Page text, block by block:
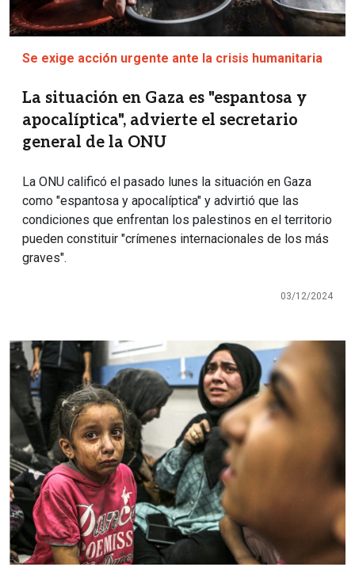
Se exige acción urgente ante la crisis humanitaria
La situación en Gaza es "espantosa y
apocalíptica", advierte el secretario
general de la ONU
La ONU calificó el pasado lunes la situación en Gaza
como "espantosa y apocalíptica" y advirtió que las
condiciones que enfrentan los palestinos en el territorio
pueden constituir "crímenes internacionales de los más
graves".
03/12/2024
Imagen